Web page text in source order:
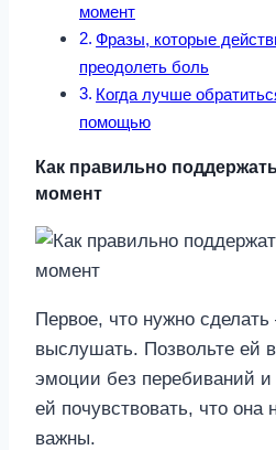
момент
Фразы, которые
преодолеть боль
Когда лучше
помощью
Как правильно
момент
Первое, что нужно
выслушать. Позвольте ей
эмоции без перебиваний
ей почувствовать, что она
важны.